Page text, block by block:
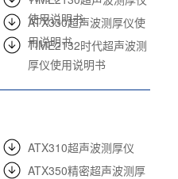
使用说明书
ATX330超声波测厚仪使
用说明书
TIME2132时代超声波测
厚仪使用说明书
ATX310超声波测厚仪
ATX350精密超声波测厚